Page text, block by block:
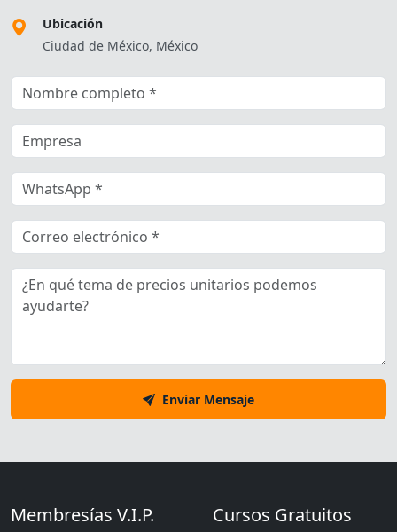
Ubicación
Ciudad de México, México
Enviar Mensaje
Membresías V.I.P. Cursos Gratuitos